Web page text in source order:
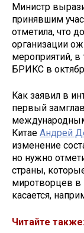
Министр
принявшим
отметила, что
организации
мероприятий,
БРИКС в
Как заявил в
первый
Китае Андрей
изменение
но нужно
страны,
миротворцев в
касается,
Читайте также: